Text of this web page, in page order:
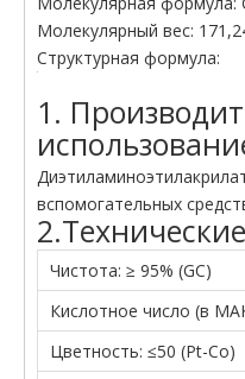
Молекулярный вес:
Структурная формула:
1.
вспомогательных
Чистота: ≥ 95% (GC)
Кислотное число (в
Цветность: ≤50 (Pt-Co)